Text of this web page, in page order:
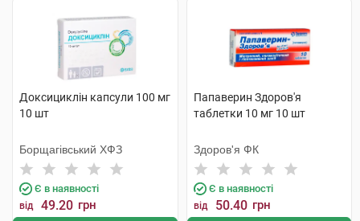
Доксициклін капсули 100 мг
10 шт
Борщагівський ХФЗ
Є в наявності
від 49.20 грн
Папаверин Здоров'я
таблетки 10 мг 10 шт
Здоров'я ФК
Є в наявності
від 50.40 грн